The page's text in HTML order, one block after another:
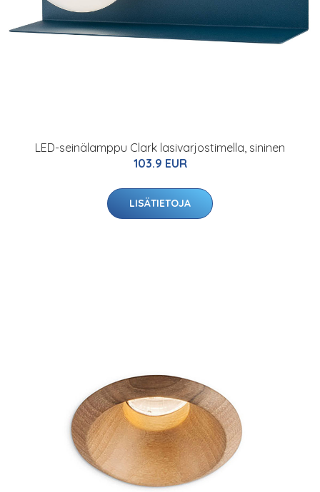
LED-seinälamppu Clark lasivarjostimella, sininen
103.9 EUR
LISÄTIETOJA